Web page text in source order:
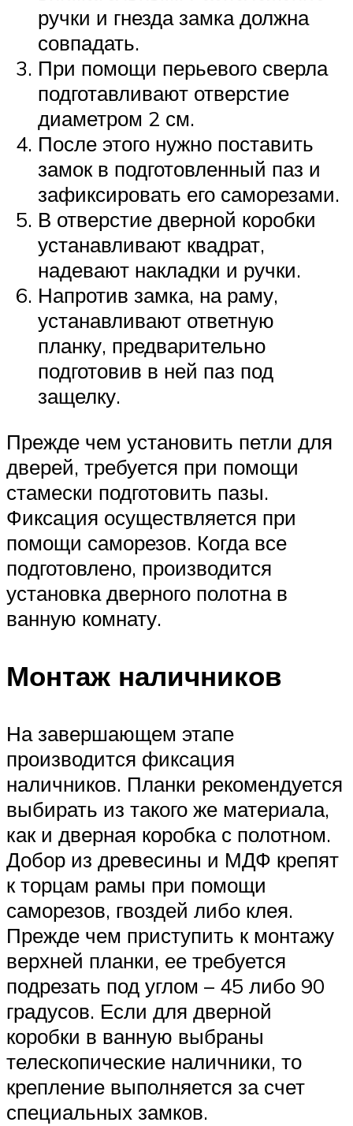
ручки и гнезда замка должна
совпадать.
При помощи перьевого сверла
подготавливают отверстие
диаметром 2 см.
После этого нужно поставить
замок в подготовленный паз и
зафиксировать его саморезами.
В отверстие дверной коробки
устанавливают квадрат,
надевают накладки и ручки.
Напротив замка, на раму,
устанавливают ответную
планку, предварительно
подготовив в ней паз под
защелку.
Прежде чем установить петли для
дверей, требуется при помощи
стамески подготовить пазы.
Фиксация осуществляется при
помощи саморезов. Когда все
подготовлено, производится
установка дверного полотна в
ванную комнату.
Монтаж наличников
На завершающем этапе
производится фиксация
наличников. Планки рекомендуется
выбирать из такого же материала,
как и дверная коробка с полотном.
Добор из древесины и МДФ крепят
к торцам рамы при помощи
саморезов, гвоздей либо клея.
Прежде чем приступить к монтажу
верхней планки, ее требуется
подрезать под углом – 45 либо 90
градусов. Если для дверной
коробки в ванную выбраны
телескопические наличники, то
крепление выполняется за счет
специальных замков.